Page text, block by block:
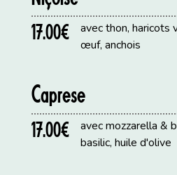
17.00€
avec thon, haricots
œuf, anchois
Caprese
17.00€
avec mozzarella &
basilic, huile d'olive